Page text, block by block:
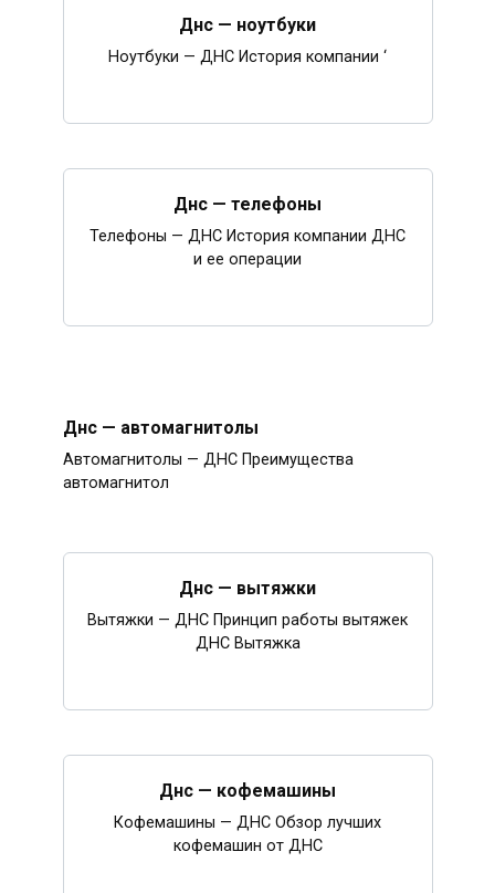
Днс — ноутбуки
Ноутбуки — ДНС История компании ‘
Днс — телефоны
Телефоны — ДНС История компании ДНС
и ее операции
Днс — автомагнитолы
Автомагнитолы — ДНС Преимущества
автомагнитол
Днс — вытяжки
Вытяжки — ДНС Принцип работы вытяжек
ДНС Вытяжка
Днс — кофемашины
Кофемашины — ДНС Обзор лучших
кофемашин от ДНС